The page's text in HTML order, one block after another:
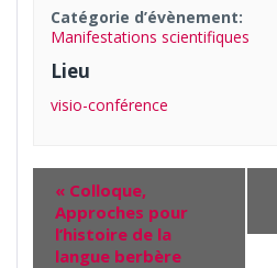
Catégorie d’évènement:
Manifestations scientifiques
Lieu
visio-conférence
« Colloque,
Approches pour
l’histoire de la
langue berbère